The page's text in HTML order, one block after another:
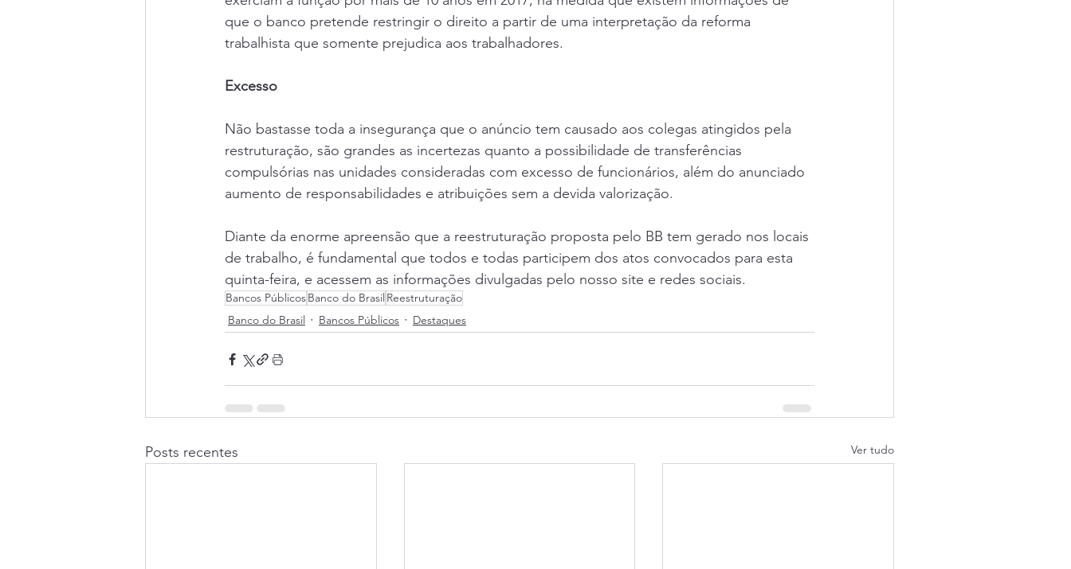
que o banco pretende restringir o direito a partir de uma interpretação da reforma
trabalhista que somente prejudica aos trabalhadores.
Excesso
Não bastasse toda a insegurança que o anúncio tem causado aos colegas atingidos pela
restruturação, são grandes as incertezas quanto a possibilidade de transferências
compulsórias nas unidades consideradas com excesso de funcionários, além do anunciado
aumento de responsabilidades e atribuições sem a devida valorização.
Diante da enorme apreensão que a reestruturação proposta pelo BB tem gerado nos locais
de trabalho, é fundamental que todos e todas participem dos atos convocados para esta
quinta-feira, e acessem as informações divulgadas pelo nosso site e redes sociais.
Bancos PúblicosBanco do Brasil Reestruturação
Banco do Brasil
Bancos Públicos Destaques
Posts recentes Ver tudo